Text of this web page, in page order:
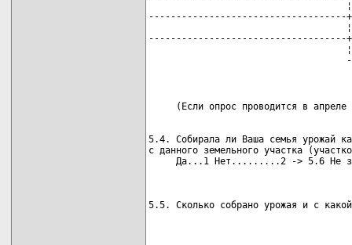
------------------------------------
------------------------------------
5.4. Собирала ли Ваша семья урожай
с данного земельного участка
5.5. Сколько собрано урожая и с